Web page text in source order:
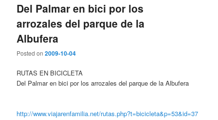
Del Palmar en bici por los
arrozales del parque de la
Albufera
Posted on2009-10-04
RUTAS EN BICICLETA
Del Palmar en bici por los arrozales del parque de la Albufera
http://www.viajarenfamilia.net/rutas.php?t=bicicleta&p=53&id=37